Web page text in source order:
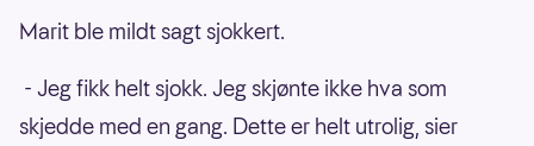
Marit ble mildt sagt sjokkert.
- Jeg fikk helt sjokk. Jeg skjønte ikke hva som
skjedde med en gang. Dette er helt utrolig, sier